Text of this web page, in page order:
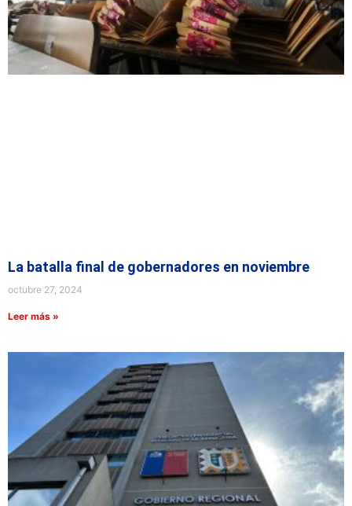
La batalla final de gobernadores en noviembre
octubre 27, 2024
Leer más »